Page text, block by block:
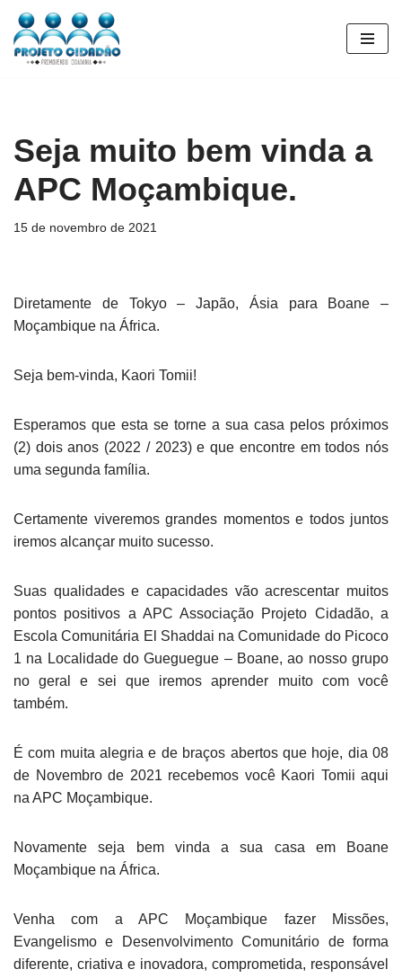
Pular
Seja muito bem vinda a
APC Moçambique.
15 de novembro de 2021
Diretamente de Tokyo – Japão, Ásia para Boane –
Moçambique na África.
Seja bem-vinda, Kaori Tomii!
Esperamos que esta se torne a sua casa pelos próximos
(2) dois anos (2022 / 2023) e que encontre em todos nós
uma segunda família.
Certamente viveremos grandes momentos e todos juntos
iremos alcançar muito sucesso.
Suas qualidades e capacidades vão acrescentar muitos
pontos positivos a APC Associação Projeto Cidadão, a
Escola Comunitária El Shaddai na Comunidade do Picoco
1 na Localidade do Gueguegue – Boane, ao nosso grupo
no geral e sei que iremos aprender muito com você
também.
É com muita alegria e de braços abertos que hoje, dia 08
de Novembro de 2021 recebemos você Kaori Tomii aqui
na APC Moçambique.
Novamente seja bem vinda a sua casa em Boane
Moçambique na África.
Venha com a APC Moçambique fazer Missões,
Evangelismo e Desenvolvimento Comunitário de forma
diferente, criativa e inovadora, comprometida, responsável